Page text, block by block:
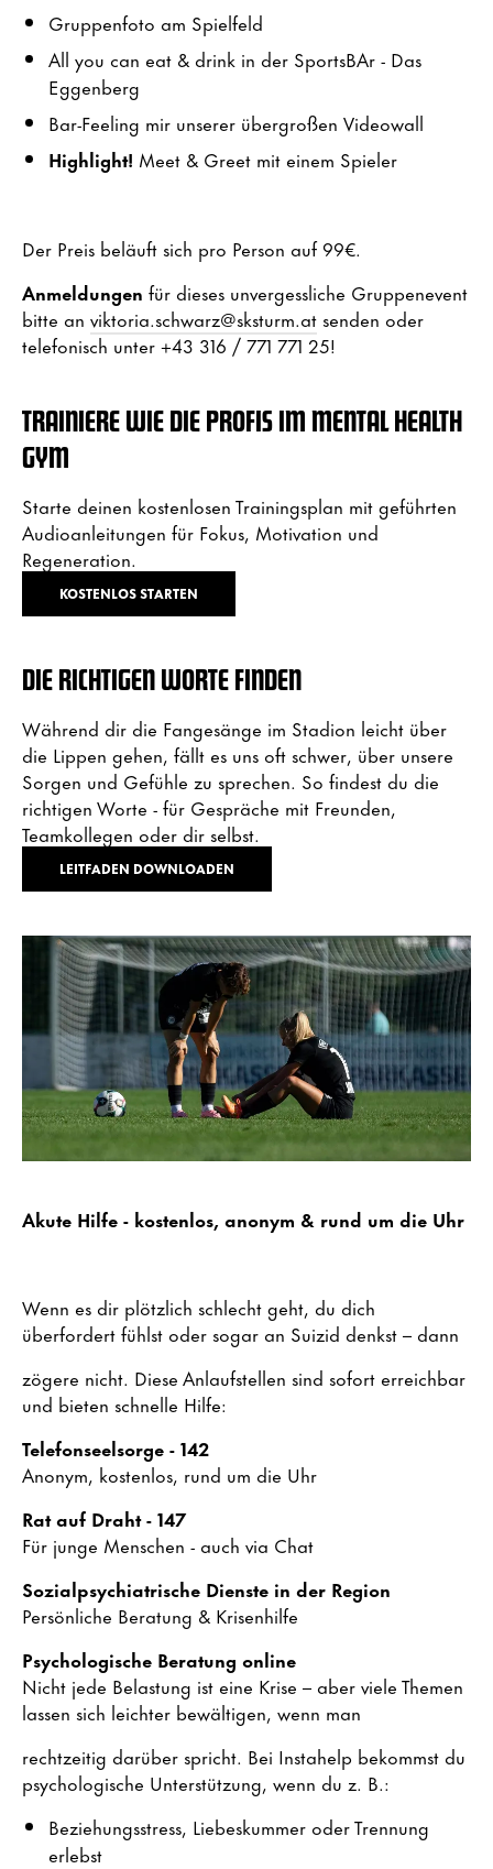
Gruppenfoto am Spielfeld
All you can eat & drink in der SportsBAr - Das
Eggenberg
Bar-Feeling mir unserer übergroßen Videowall
Highlight! Meet & Greet mit einem Spieler
Der Preis beläuft sich pro Person auf 99€.
Anmeldungen für dieses unvergessliche Gruppenevent
bitte an viktoria.schwarz@sksturm.atsenden oder
telefonisch unter +43316 / 771 771 25!
TRAINIERE WIE DIE PROFIS IM MENTAL HEALTH
GYM
Starte deinen kostenlosen Trainingsplan mit geführten
Audioanleitungen für Fokus, Motivation und
Regeneration.
KOSTENLOS STARTEN
DIE RICHTIGEN WORTE FINDEN
Während dir die Fangesänge im Stadion leicht über
die Lippen gehen, fällt es uns oft schwer, über unsere
Sorgen und Gefühle zu sprechen. So findest du die
richtigen Worte - für Gespräche mit Freunden,
Teamkollegen oder dir selbst.
LEITFADEN DOWNLOADEN
Akute Hilfe - kostenlos, anonym & rund um die Uhr
Wenn es dir plötzlich schlecht geht, du dich
überfordert fühlst oder sogar an Suizid denkst – dann
zögere nicht. Diese Anlaufstellen sind sofort erreichbar
und bieten schnelle Hilfe:
Telefonseelsorge - 142
Anonym, kostenlos, rund um die Uhr
Rat auf Draht - 147
Für junge Menschen - auch via Chat
Sozialpsychiatrische Dienste in der Region
Persönliche Beratung & Krisenhilfe
Psychologische Beratung online
Nicht jede Belastung ist eine Krise – aber viele Themen
lassen sich leichter bewältigen, wenn man
rechtzeitig darüber spricht. Bei Instahelp bekommst du
psychologische Unterstützung, wenn du z. B.:
Beziehungsstress, Liebeskummer oder Trennung
erlebst